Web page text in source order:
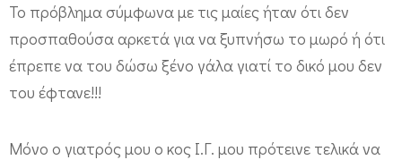
Το πρόβλημα σύμφωνα με τις μαίες ήταν ότι δεν
προσπαθούσα αρκετά για να ξυπνήσω το μωρό ή ότι
έπρεπε να του δώσω ξένο γάλα γιατί το δικό μου δεν
του έφτανε!!!
Μόνο ο γιατρός μου ο κος Ι.Γ. μου πρότεινε τελικά να